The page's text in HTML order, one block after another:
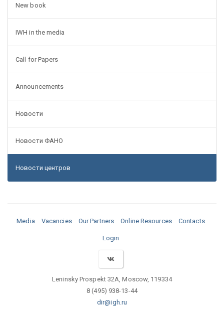
New book
IWH in the media
Call for Papers
Announcements
Новости
Новости ФАНО
Новости центров
Media Vacancies Our Partners Online Resources Contacts
Login
Leninsky Prospekt 32A, Moscow, 119334
8 (495) 938-13-44
dir@igh.ru